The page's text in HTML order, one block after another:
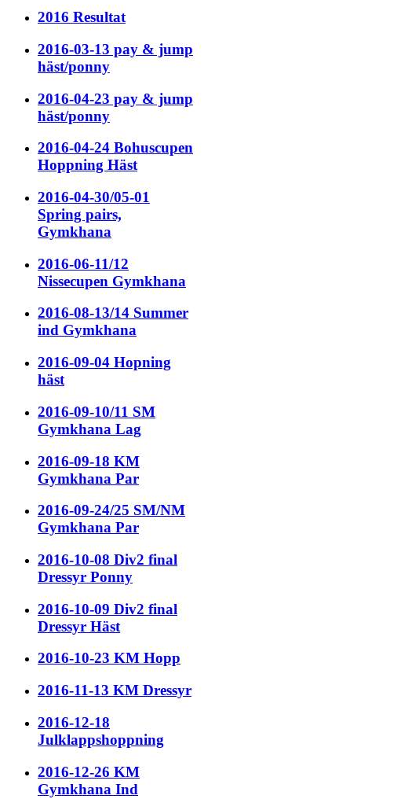
2016 Resultat
2016-03-13 pay & jump
häst/ponny
2016-04-23 pay & jump
häst/ponny
2016-04-24 Bohuscupen
Hoppning Häst
2016-04-30/05-01
Spring pairs,
Gymkhana
2016-06-11/12
Nissecupen Gymkhana
2016-08-13/14 Summer
ind Gymkhana
2016-09-04 Hopning
häst
2016-09-10/11 SM
Gymkhana Lag
2016-09-18 KM
Gymkhana Par
2016-09-24/25 SM/NM
Gymkhana Par
2016-10-08 Div2 final
Dressyr Ponny
2016-10-09 Div2 final
Dressyr Häst
2016-10-23 KM Hopp
2016-11-13 KM Dressyr
2016-12-18
Julklappshoppning
2016-12-26 KM
Gymkhana Ind